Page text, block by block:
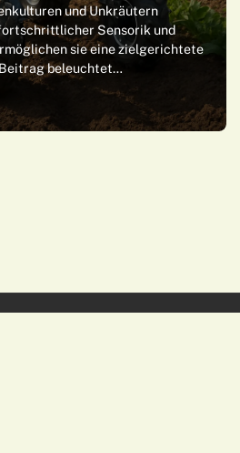
und Unkräutern
Sensorik und
sie eine zielgerichtete
beleuchtet…